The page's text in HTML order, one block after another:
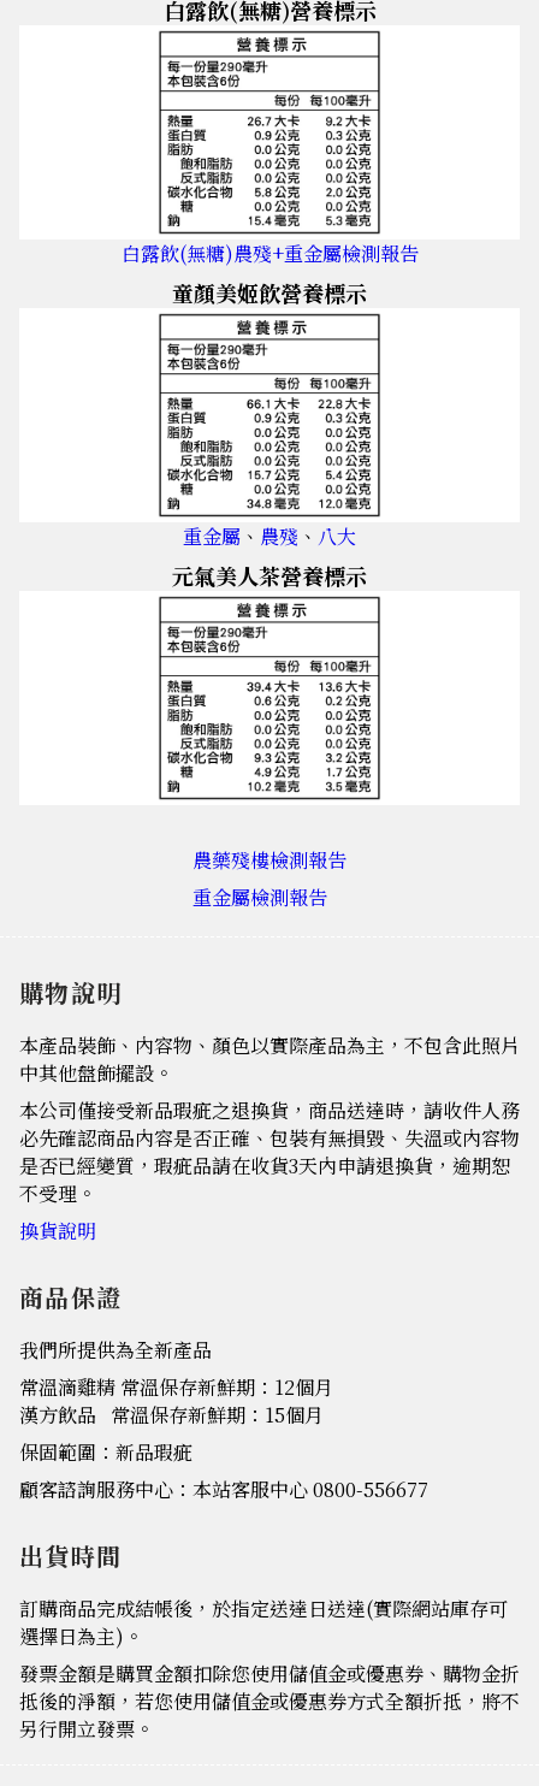
白露飲(無糖)營養標示
白露飲(無糖)農殘+重金屬檢測報告
童顏美姬飲營養標示
重金屬 、 農殘 、 八大
元氣美人茶營養標示
農藥殘樓檢測報告
重金屬檢測報告
購物說明
本產品裝飾、內容物、顏色以實際產品為主，不包含此照片
中其他盤飾擺設。
本公司僅接受新品瑕疵之退換貨，商品送達時，請收件人務
必先確認商品內容是否正確、包裝有無損毀、失溫或內容物
是否已經變質，瑕疵品請在收貨3天內申請退換貨，逾期恕
不受理。
換貨說明
商品保證
我們所提供為全新產品
常溫滴雞精 常溫保存新鮮期：12個月
漢方飲品 常溫保存新鮮期：15個月
保固範圍：新品瑕疵
顧客諮詢服務中心：本站客服中心 0800-556677
出貨時間
訂購商品完成結帳後，於指定送達日送達(實際網站庫存可
選擇日為主)。
發票金額是購買金額扣除您使用儲值金或優惠券、購物金折
抵後的淨額，若您使用儲值金或優惠券方式全額折抵，將不
另行開立發票。